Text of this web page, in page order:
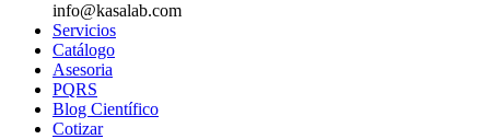
info@kasalab.com
Servicios
Catálogo
Asesoria
PQRS
Blog Científico
Cotizar